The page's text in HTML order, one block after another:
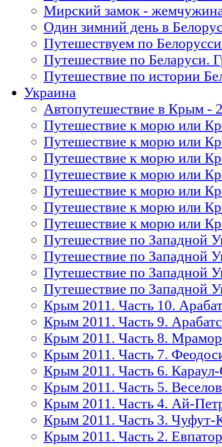
Мирский замок -
Один зимний день в
Путешествуем по
Путешествие по Беларуси.
Путешествие по истории
Украина
Автопутешествие в Крым -
Путешествие к морю или
Путешествие к морю или
Путешествие к морю или
Путешествие к морю или
Путешествие к морю или
Путешествие к морю или
Путешествие к морю или
Путешествие по Западной
Путешествие по Западной
Путешествие по Западной
Путешествие по Западной
Крым 2011. Часть 10.
Крым 2011. Часть 9.
Крым 2011. Часть 8.
Крым 2011. Часть 7.
Крым 2011. Часть 6.
Крым 2011. Часть 5.
Крым 2011. Часть 4. Ай-
Крым 2011. Часть 3. Чуфут-
Крым 2011. Часть 2.